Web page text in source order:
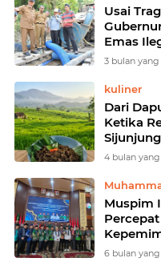
Usai
Emas
3 bulan
kuliner
Dari
Ketika
4 bulan
Muspim
6 bulan